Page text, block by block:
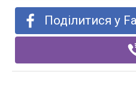
Поділитися у